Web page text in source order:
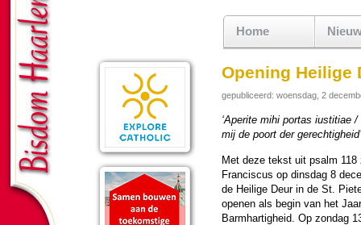
Home
Opening Heilige
gepubliceerd: woensdag, 2
‘Aperite mihi portas iustitiae
mij de poort der ge­rech­tig­heid’
Met deze tekst uit psalm 118
Fran­cis­cus op dins­dag 8
de Heilige Deur in de St.
openen als begin van het
Barm­har­tig­heid. Op zon­dag